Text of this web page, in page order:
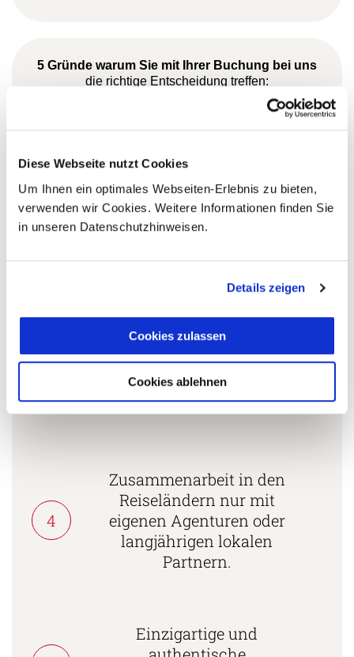
Diese Webseite nutzt Cookies
Um Ihnen ein optimales Webseiten-Erlebnis zu bieten,
verwenden wir Cookies. Weitere Informationen finden Sie
in unseren Datenschutzhinweisen.
Details zeigen
Cookies zulassen
Cookies ablehnen
5 Gründe warum Sie mit Ihrer Buchung bei uns
die richtige Entscheidung treffen:
1
Fernreisespezialist mit über
2
Persönliche Beratung durch
vielgereiste
3
Mehrfach mit
Tourismuspreisen
ausgezeichnet und als
nachhaltiges Unternehmen
zertifiziert.
4
Zusammenarbeit in den
Reiseländern nur mit
eigenen Agenturen oder
langjährigen lokalen
Partnern.
Einzigartige und